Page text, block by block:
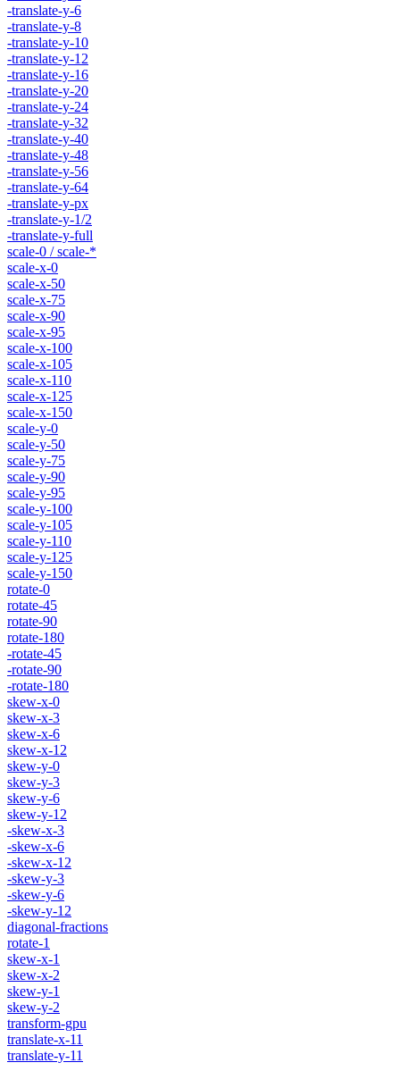
-translate-y-6
-translate-y-8
-translate-y-10
-translate-y-12
-translate-y-16
-translate-y-20
-translate-y-24
-translate-y-32
-translate-y-40
-translate-y-48
-translate-y-56
-translate-y-64
-translate-y-px
-translate-y-1/2
-translate-y-full
scale-0 / scale-*
scale-x-0
scale-x-50
scale-x-75
scale-x-90
scale-x-95
scale-x-100
scale-x-105
scale-x-110
scale-x-125
scale-x-150
scale-y-0
scale-y-50
scale-y-75
scale-y-90
scale-y-95
scale-y-100
scale-y-105
scale-y-110
scale-y-125
scale-y-150
rotate-0
rotate-45
rotate-90
rotate-180
-rotate-45
-rotate-90
-rotate-180
skew-x-0
skew-x-3
skew-x-6
skew-x-12
skew-y-0
skew-y-3
skew-y-6
skew-y-12
-skew-x-3
-skew-x-6
-skew-x-12
-skew-y-3
-skew-y-6
-skew-y-12
diagonal-fractions
rotate-1
skew-x-1
skew-x-2
skew-y-1
skew-y-2
transform-gpu
translate-x-11
translate-y-11